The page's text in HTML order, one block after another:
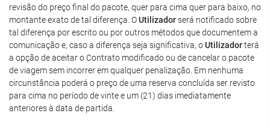
revisão do preço final do pacote, quer para cima quer para baixo, no
montante exato de tal diferença. OUtilizadorserá notificado sobre
tal diferença por escrito ou por outros métodos que documentem a
comunicação e, caso a diferença seja significativa, oUtilizadorterá
a opção de aceitar o Contrato modificado ou de cancelar o pacote
de viagem sem incorrer em qualquer penalização. Em nenhuma
circunstância poderá o preço de uma reserva concluída ser revisto
para cima no período de vinte e um (21) dias imediatamente
anteriores à data de partida.